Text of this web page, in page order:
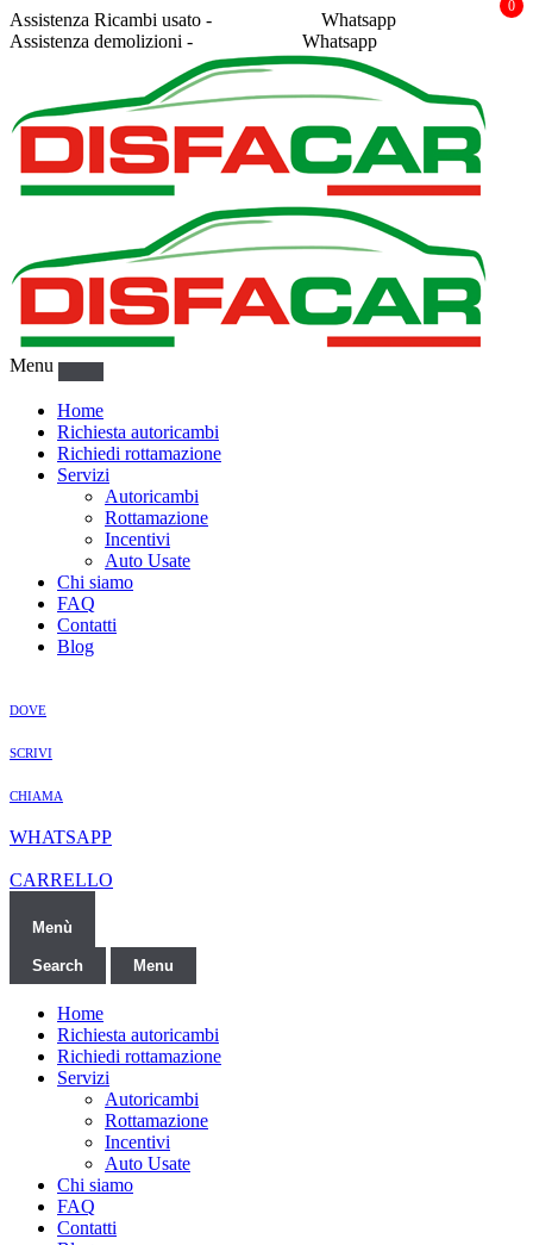
Assistenza Ricambi usato -
Whatsapp
Assistenza demolizioni -
Whatsapp
Menu
Home
Richiesta autoricambi
Richiedi rottamazione
Servizi
Autoricambi
Rottamazione
Incentivi
Auto Usate
Chi siamo
FAQ
Contatti
Blog
DOVE
SCRIVI
CHIAMA
WHATSAPP
0
CARRELLO
Menù
Search Menu
Home
Richiesta autoricambi
Richiedi rottamazione
Servizi
Autoricambi
Rottamazione
Incentivi
Auto Usate
Chi siamo
FAQ
Contatti